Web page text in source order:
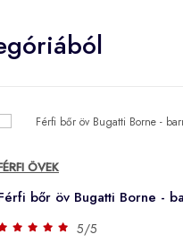
ÖVEK
bőr öv Bugatti Borne -
5/5